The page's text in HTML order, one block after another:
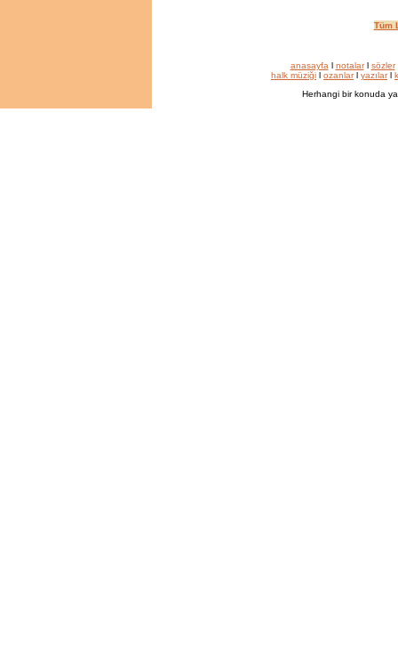
Tüm
anasayfa l notalarl sözler
halk müziği l ozanlarl yazılarl
Herhangi bir konuda